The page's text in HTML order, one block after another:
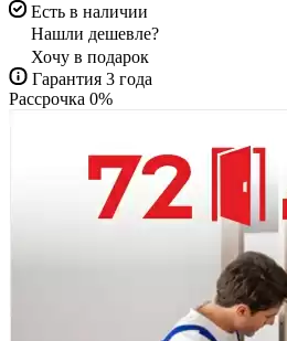
Есть в наличии
Нашли дешевле?
Хочу в подарок
Гарантия 3 года
Рассрочка 0%